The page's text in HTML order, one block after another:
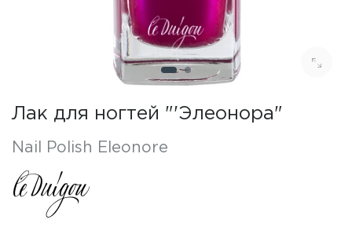
Лак для ногтей "'Элеонора"
Nail Polish Eleonore